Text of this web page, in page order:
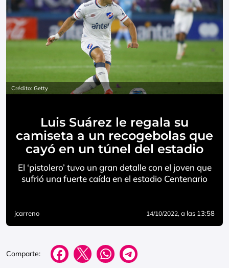
Crédito: Getty
Luis Suárez le regala su
camiseta a un recogebolas que
cayó en un túnel del estadio
El ‘pistolero’ tuvo un gran detalle con el joven que
sufrió una fuerte caída en el estadio Centenario
jcarreno 14/10/2022, a las 13:58
Comparte: